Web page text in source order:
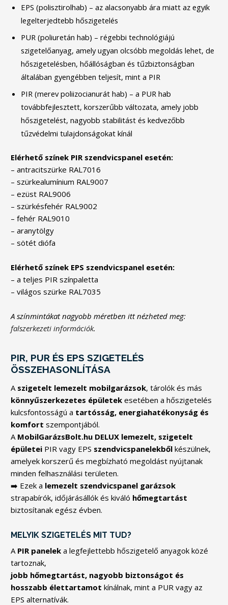
EPS (polisztirolhab) – az alacsonyabb ára miatt az egyik
legelterjedtebb hőszigetelés
PUR (poliuretán hab) – régebbi technológiájú
szigetelőanyag, amely ugyan olcsóbb megoldás lehet, de
hőszigetelésben, hőállóságban és tűzbiztonságban
általában gyengébben teljesít, mint a PIR
PIR (merev poliizocianurát hab) – a PUR hab
továbbfejlesztett, korszerűbb változata, amely jobb
hőszigetelést, nagyobb stabilitást és kedvezőbb
tűzvédelmi tulajdonságokat kínál
Elérhető színek PIR szendvicspanel esetén:
– antracitszürke RAL7016
– szürkealumínium RAL9007
– ezüst RAL9006
– szürkésfehér RAL9002
– fehér RAL9010
– aranytölgy
– sötét diófa
Elérhető színek EPS szendvicspanel esetén:
– a teljes PIR színpaletta
– világos szürke RAL7035
A színmintákat nagyobb méretben itt nézheted meg:
falszerkezeti információk.
PIR, PUR ÉS EPS SZIGETELÉS
ÖSSZEHASONLÍTÁSA
A szigetelt lemezelt mobilgarázsok, tárolók és más
könnyűszerkezetes épületek esetében a hőszigetelés
kulcsfontosságú a tartósság, energiahatékonyság és
komfort szempontjából.
A MobilGarázsBolt.hu DELUX lemezelt, szigetelt
épületei PIR vagy EPS szendvicspanelekből készülnek,
amelyek korszerű és megbízható megoldást nyújtanak
minden felhasználási területen.
➡️ Ezek a lemezelt szendvicspanel garázsok
strapabírók, időjárásállók és kiváló hőmegtartást
biztosítanak egész évben.
MELYIK SZIGETELÉS MIT TUD?
A PIR panelek a legfejlettebb hőszigetelő anyagok közé
tartoznak,
jobb hőmegtartást, nagyobb biztonságot és
hosszabb élettartamot kínálnak, mint a PUR vagy az
EPS alternatívák.